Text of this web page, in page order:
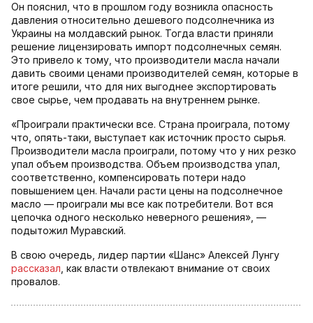
Он пояснил, что в прошлом году возникла опасность
давления относительно дешевого подсолнечника из
Украины на молдавский рынок. Тогда власти приняли
решение лицензировать импорт подсолнечных семян.
Это привело к тому, что производители масла начали
давить своими ценами производителей семян, которые в
итоге решили, что для них выгоднее экспортировать
свое сырье, чем продавать на внутреннем рынке.
«Проиграли практически все. Страна проиграла, потому
что, опять-таки, выступает как источник просто сырья.
Производители масла проиграли, потому что у них резко
упал объем производства. Объем производства упал,
соответственно, компенсировать потери надо
повышением цен. Начали расти цены на подсолнечное
масло — проиграли мы все как потребители. Вот вся
цепочка одного несколько неверного решения», —
подытожил Муравский.
В свою очередь, лидер партии «Шанс» Алексей Лунгу
рассказал , как власти отвлекают внимание от своих
провалов.